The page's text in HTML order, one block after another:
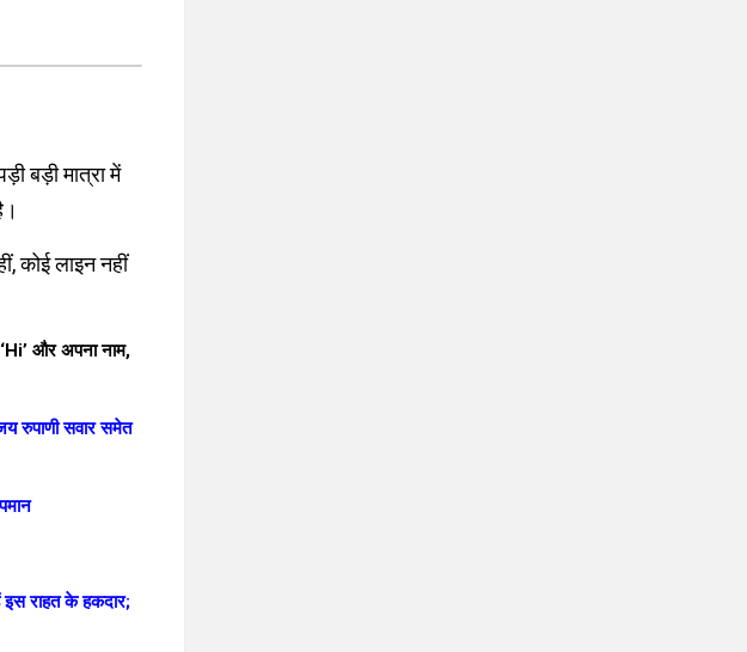
बड़ी मात्रा में
कोई लाइन नहीं
और अपना नाम,
रुपाणी सवार समेत
राहत के हकदार;